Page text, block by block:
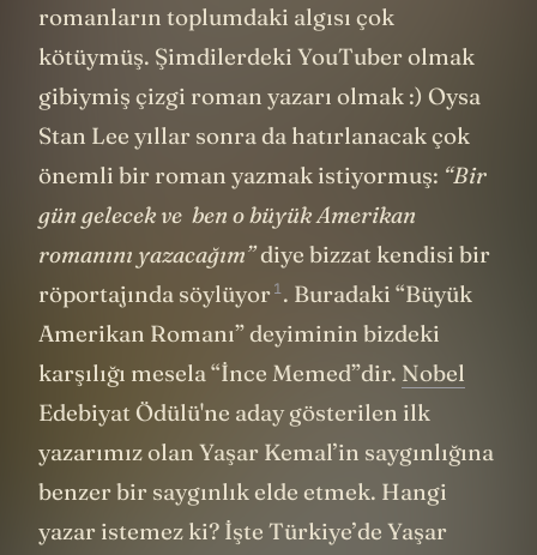
romanların toplumdaki algısı çok
kötüymüş. Şimdilerdeki YouTuber olmak
gibiymiş çizgi roman yazarı olmak :) Oysa
Stan Lee yıllar sonra da hatırlanacak çok
önemli bir roman yazmak istiyormuş: “Bir
gün gelecek ve ben o büyük Amerikan
romanını yazacağım”diye bizzat kendisi bir
röportajında söylüyor1. Buradaki “Büyük
Amerikan Romanı” deyiminin bizdeki
karşılığı mesela “İnce Memed”dir. Nobel
Edebiyat Ödülü'ne aday gösterilen ilk
yazarımız olan Yaşar Kemal’in saygınlığına
benzer bir saygınlık elde etmek. Hangi
yazar istemez ki? İşte Türkiye’de Yaşar